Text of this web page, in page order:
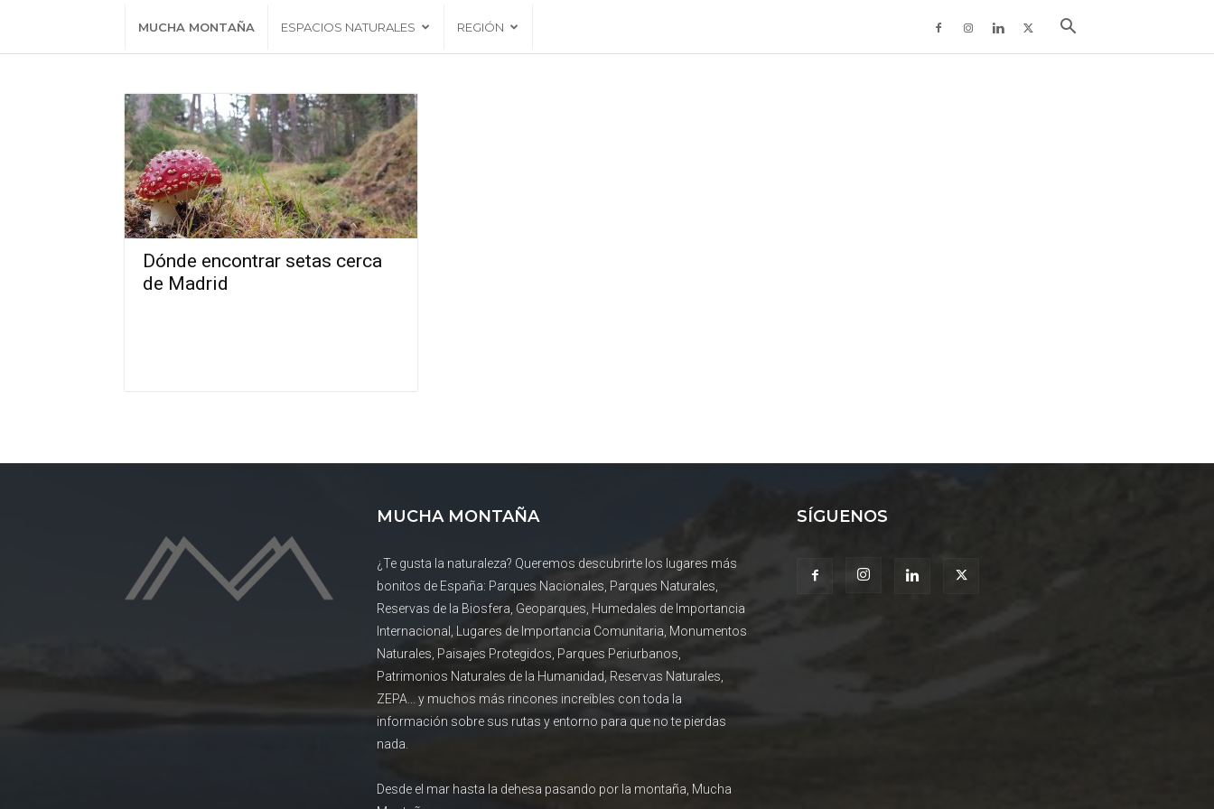
MUCHA MONTAÑA ESPACIOS NATURALES REGIÓN
Dónde encontrar setas cerca
de Madrid
MUCHA MONTAÑA
¿Te gusta la naturaleza? Queremos descubrirte los lugares más
bonitos de España: Parques Nacionales, Parques Naturales,
Reservas de la Biosfera, Geoparques, Humedales de Importancia
Internacional, Lugares de Importancia Comunitaria, Monumentos
Naturales, Paisajes Protegidos, Parques Periurbanos,
Patrimonios Naturales de la Humanidad, Reservas Naturales,
ZEPA... y muchos más rincones increíbles con toda la
información sobre sus rutas y entorno para que no te pierdas
nada.
Desde el mar hasta la dehesa pasando por la montaña, Mucha
SÍGUENOS